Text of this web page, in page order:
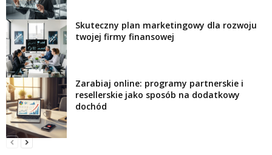
Skuteczny plan marketingowy dla rozwoju
twojej firmy finansowej
Zarabiaj online: programy partnerskie i
resellerskie jako sposób na dodatkowy
dochód